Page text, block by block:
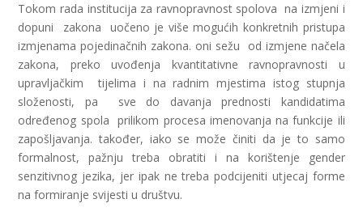
Tokom rada institucija za ravnopravnost spolova na izmjeni i
dopuni zakona uočeno je više mogućih konkretnih pristupa
izmjenama pojedinačnih zakona. oni sežu od izmjene načela
zakona, preko uvođenja kvantitativne ravnopravnosti u
upravljačkim tijelima i na radnim mjestima istog stupnja
složenosti, pa sve do davanja prednosti kandidatima
određenog spola prilikom procesa imenovanja na funkcije ili
zapošljavanja. također, iako se može činiti da je to samo
formalnost, pažnju treba obratiti i na korištenje gender
senzitivnog jezika, jer ipak ne treba podcijeniti utjecaj forme
na formiranje svijesti u društvu.